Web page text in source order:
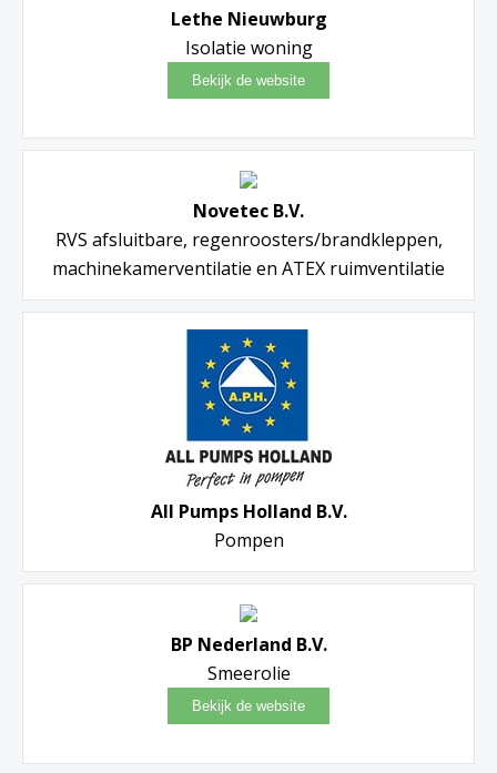
Lethe Nieuwburg
Isolatie woning
Novetec B.V.
RVS afsluitbare, regenroosters/brandkleppen,
machinekamerventilatie en ATEX ruimventilatie
All Pumps Holland B.V.
Pompen
BP Nederland B.V.
Smeerolie